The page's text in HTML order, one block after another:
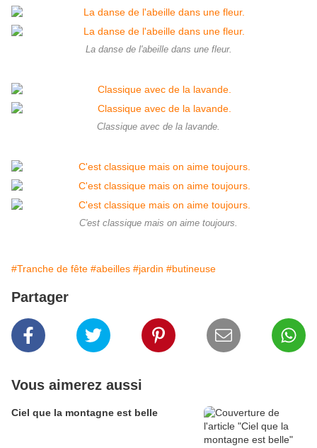
La danse de l'abeille dans une fleur.
Classique avec de la lavande.
C'est classique mais on aime toujours.
#Tranche de fête #abeilles #jardin #butineuse
Partager
Vous aimerez aussi
Ciel que la montagne est belle